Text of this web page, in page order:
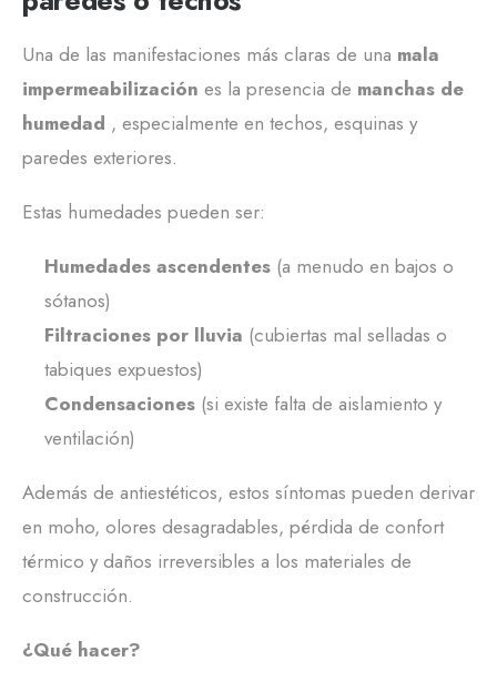
Una de las manifestaciones más claras de una mala
impermeabilización es la presencia de manchas de
humedad , especialmente en techos, esquinas y
paredes exteriores.
Estas humedades pueden ser:
Humedades ascendentes (a menudo en bajos o
sótanos)
Filtraciones por lluvia (cubiertas mal selladas o
tabiques expuestos)
Condensaciones (si existe falta de aislamiento y
ventilación)
Además de antiestéticos, estos síntomas pueden derivar
en moho, olores desagradables, pérdida de confort
térmico y daños irreversibles a los materiales de
construcción.
¿Qué hacer?